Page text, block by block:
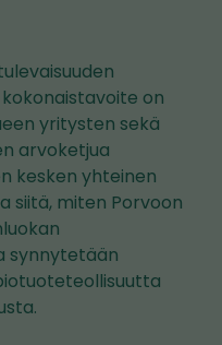
on
yritysten sekä
arvoketjua
kesken yhteinen
siitä, miten Porvoon
synnytetään